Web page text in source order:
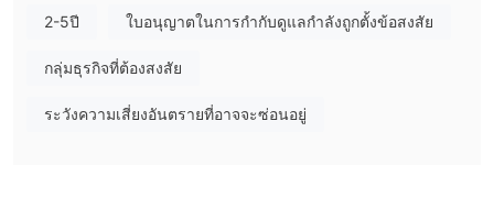
โดยใช้วิธีการชำระเงินที่หลากหลาย รวมถึงการโอนเงินผ่านธนาคาร
ผ่านทางโทรศัพท์ อีเมล และแชทสด ตลอดจนแหล่งข้อมูลด้านการ
2-5ปี ใบอนุญาตในการกำกับดูแลกำลังถูกตั้งข้อสงสัย
กลุ่มธุรกิจที่ต้องสงสัย
ระวังความเสี่ยงอันตรายที่อาจจะซ่อนอยู่